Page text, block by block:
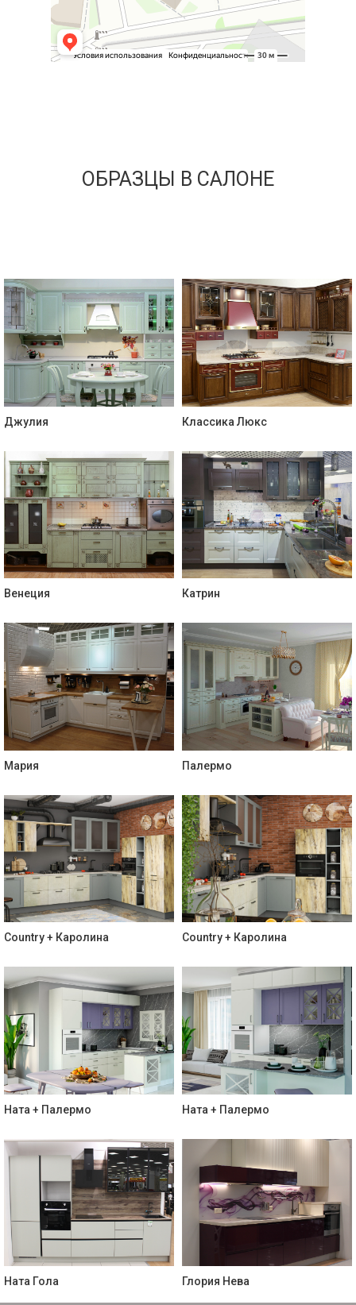
ОБРАЗЦЫ В САЛОНЕ
Джулия Классика Люкс
Венеция Катрин
Мария Палермо
Country + Каролина Country + Каролина
Ната + Палермо Ната + Палермо
Ната Гола Глория Нева